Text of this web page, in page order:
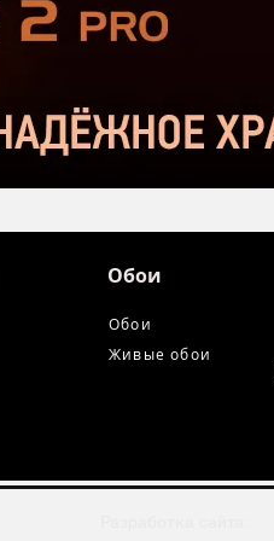
и Takstar SM-10
Обои
Обои
Живые обои